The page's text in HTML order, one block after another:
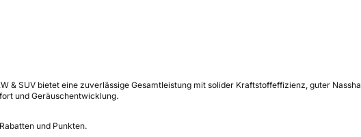
& SUV bietet eine zuverlässige Gesamtleistung mit solider Kraftstoffeffizienz, guter
und Geräuschentwicklung.
und Punkten.